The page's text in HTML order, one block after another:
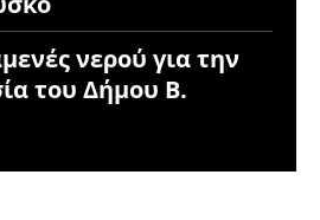
νερού για την
του Δήμου Β.